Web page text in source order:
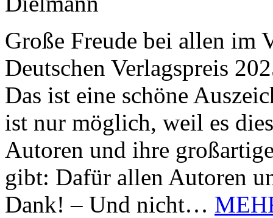
Große Freude bei allen im
Deutschen Verlagspreis
Das ist eine schöne
ist nur möglich, weil es
Autoren und ihre
gibt: Dafür allen Autoren
Dank! – Und nicht…